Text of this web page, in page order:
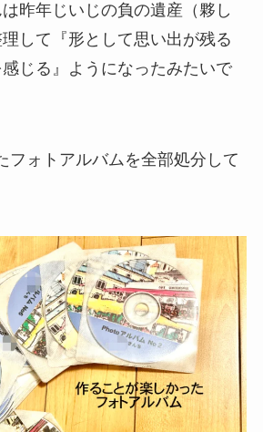
昨年じいじの負の遺産（夥し
して『形として思い出が残る
じる』ようになったみたいで
フォトアルバムを全部処分して